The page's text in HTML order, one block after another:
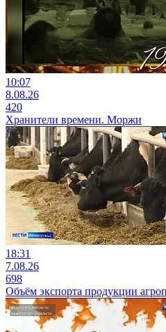
10:07
8.08.26
420
Хранители времени. Моржи
18:31
7.08.26
698
Объём экспорта продукции